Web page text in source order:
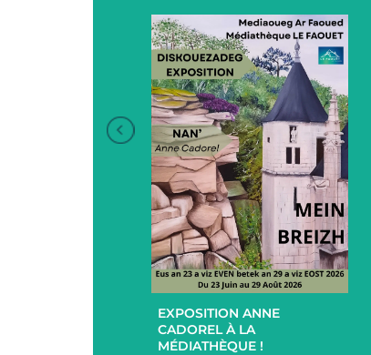
+
EXPOSITION ANNE
CADOREL À LA
MÉDIATHÈQUE !